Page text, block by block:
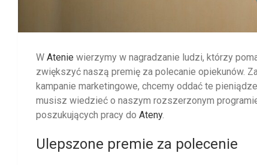
W Atenie wierzymy w nagradzanie ludzi, którzy
zwiększyć naszą premię za polecanie opiekunów.
kampanie marketingowe, chcemy oddać te
musisz wiedzieć o naszym rozszerzonym
poszukujących pracy do Ateny.
Ulepszone premie za polecenie